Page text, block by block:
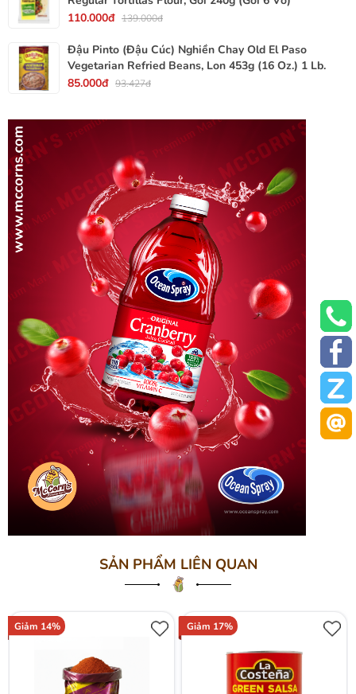
110.000đ 139.000đ
Đậu Pinto (Đậu Cúc) Nghiền Chay Old El Paso
Vegetarian Refried Beans, Lon 453g (16 Oz.) 1 Lb.
85.000đ 93.427đ
SẢN PHẨM LIÊN QUAN
Giảm 14% Giảm 17%